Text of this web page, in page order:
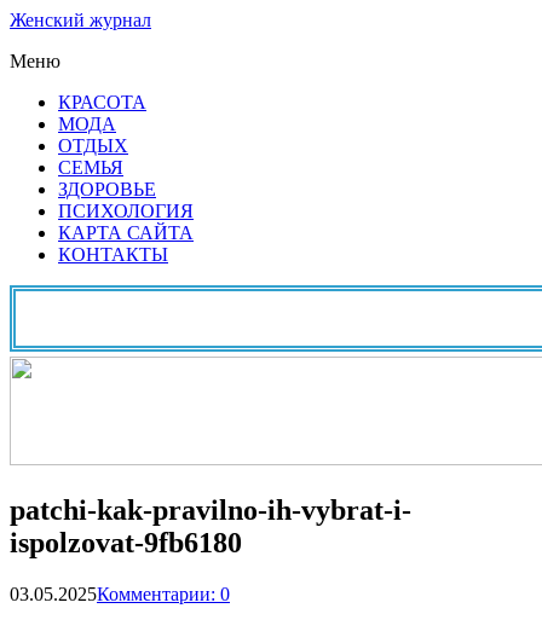
Женский журнал
Меню
КРАСОТА
МОДА
ОТДЫХ
СЕМЬЯ
ЗДОРОВЬЕ
ПСИХОЛОГИЯ
КАРТА САЙТА
КОНТАКТЫ
patchi-kak-pravilno-ih-vybrat-i-
ispolzovat-9fb6180
03.05.2025Комментарии: 0